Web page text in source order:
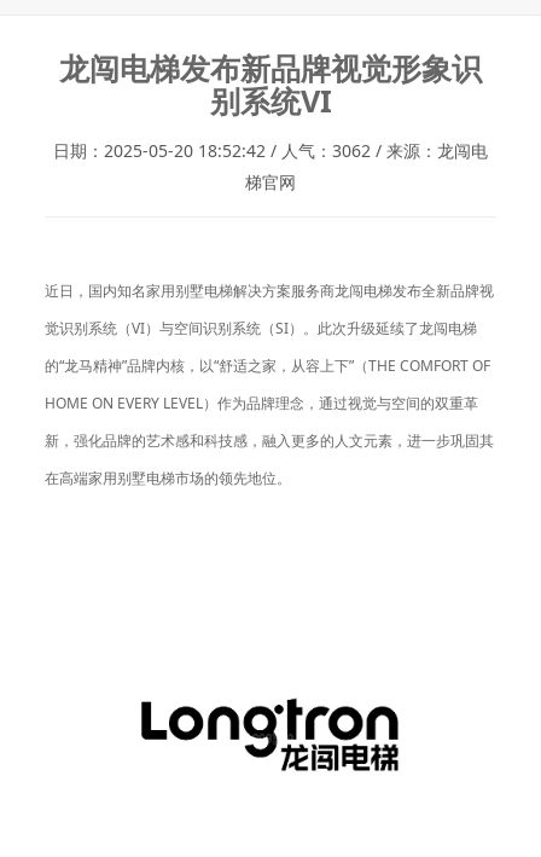
龙闯电梯发布新品牌视觉形象识
别系统VI
日期：2025-05-20 18:52:42 / 人气：3062 / 来源：龙闯电
梯官网
近日，国内知名家用别墅电梯解决方案服务商龙闯电梯发布全新品牌视
觉识别系统（VI）与空间识别系统（SI）。此次升级延续了龙闯电梯
的“龙马精神”品牌内核，以“舒适之家，从容上下”（THE COMFORT OF
HOME ON EVERY LEVEL）作为品牌理念，通过视觉与空间的双重革
新，强化品牌的艺术感和科技感，融入更多的人文元素，进一步巩固其
在高端家用别墅电梯市场的领先地位。